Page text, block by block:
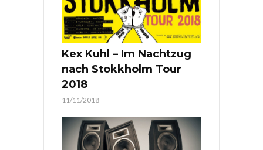
Kex Kuhl – Im Nachtzug
nach Stokkholm Tour
2018
11/11/2018